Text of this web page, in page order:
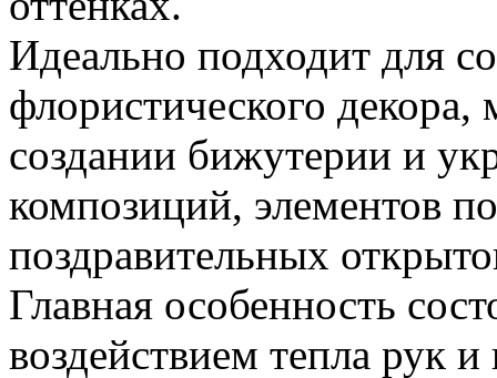
Идеально подходит для
флористического
создании бижутерии и
композиций, элементов
поздравительных
Главная особенность
воздействием тепла рук